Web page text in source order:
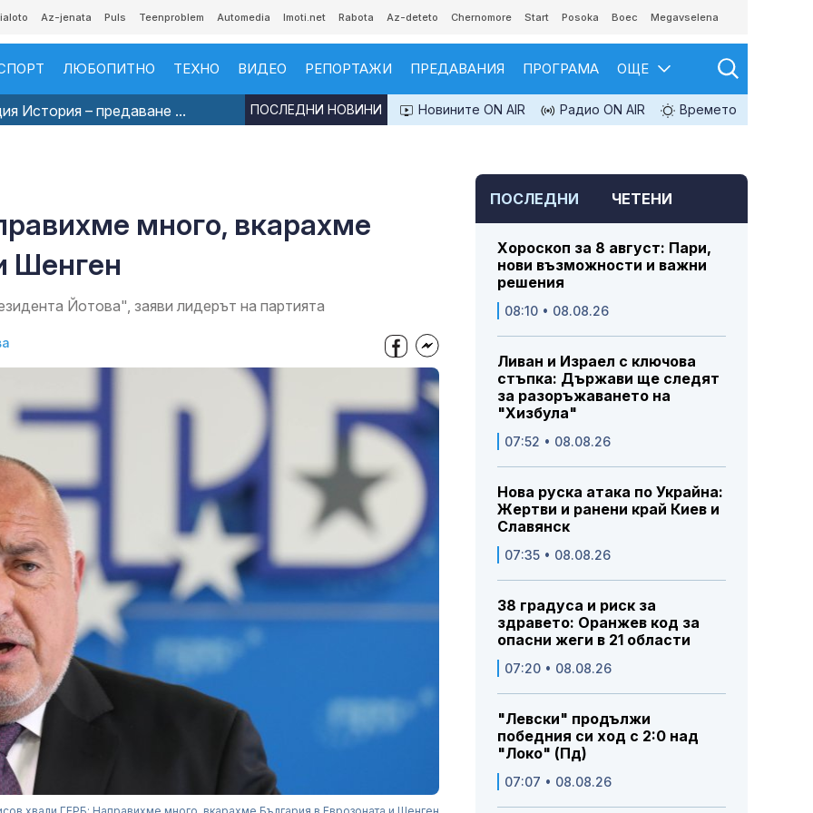
Az-jenata Puls Teenproblem Automedia Imoti.net Rabota Az-deteto Chernomore Start Posoka Boec Megavselena
ЛЮБОПИТНО ТЕХНО ВИДЕО РЕПОРТАЖИ ПРЕДАВАНИЯ ПРОГРАМА ОЩЕ
История – предаване ... Новините ON AIR Радио ON AIR Времето
ПОСЛЕДНИ НОВИНИ
много, вкарахме
Шенген
Йотова", заяви лидерът на партията
ПОСЛЕДНИ ЧЕТЕНИ
Хороскоп за 8 август: Пари,
нови възможности и важни
решения
08:10 • 08.08.26
Ливан и Израел с ключова
стъпка: Държави ще следят
за разоръжаването на
"Хизбула"
07:52 • 08.08.26
Нова руска атака по Украйна:
Жертви и ранени край Киев и
Славянск
07:35 • 08.08.26
38 градуса и риск за
здравето: Оранжев код за
опасни жеги в 21 области
07:20 • 08.08.26
"Левски" продължи
победния си ход с 2:0 над
"Локо" (Пд)
07:07 • 08.08.26